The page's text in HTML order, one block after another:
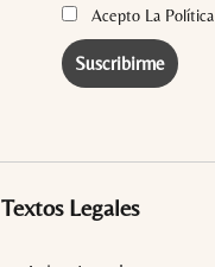
Acepto La
Textos Legales